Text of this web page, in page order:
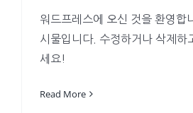
워드프레스에 오신 것을 환영합
시물입니다. 수정하거나 삭제하
세요!
Read More